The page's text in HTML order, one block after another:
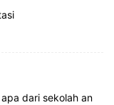
dari sekolah an